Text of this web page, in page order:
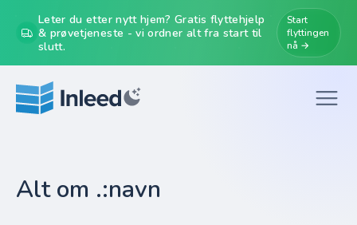
Leter du etter nytt hjem? Gratis flyttehjelp
& prøvetjeneste - vi ordner alt fra start til
slutt.
Start
flyttingen
nå →
Alt om .:navn